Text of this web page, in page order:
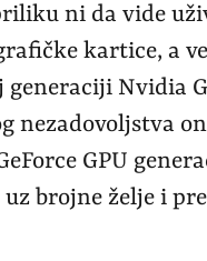
ni da vide
kartice, a
Nvidia
nezadovoljstva
GPU
uz brojne želje i